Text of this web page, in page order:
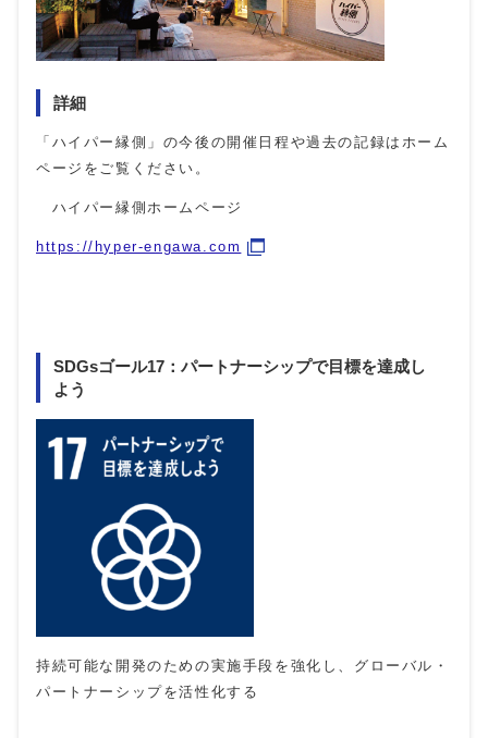
詳細
「ハイパー縁側」の今後の開催日程や過去の記録はホーム
ページをご覧ください。
ハイパー縁側ホームページ
https://hyper-engawa.com
SDGsゴール17：パートナーシップで目標を達成し
よう
持続可能な開発のための実施手段を強化し、グローバル・
パートナーシップを活性化する